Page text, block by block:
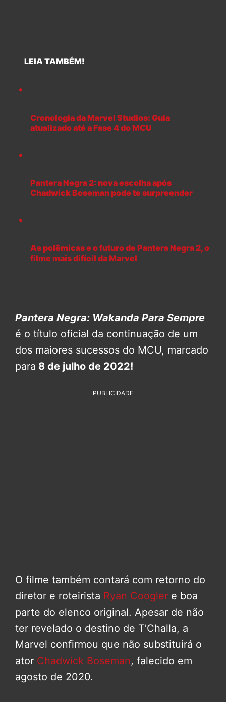
LEIA TAMBÉM!
Cronologia da Marvel Studios: Guia
atualizado até a Fase 4 do MCU
Pantera Negra 2: nova escolha após
Chadwick Boseman pode te surpreender
As polêmicas e o futuro de Pantera Negra 2, o
filme mais difícil da Marvel
Pantera Negra: Wakanda Para Sempre
é o título oficial da continuação de um
dos maiores sucessos do MCU, marcado
para 8 de julho de 2022!
PUBLICIDADE
O filme também contará com retorno do
diretor e roteirista Ryan Coogler e boa
parte do elenco original. Apesar de não
ter revelado o destino de T’Challa, a
Marvel confirmou que não substituirá o
ator Chadwick Boseman, falecido em
agosto de 2020.